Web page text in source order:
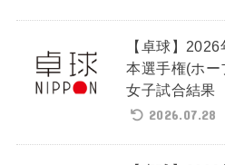
【卓球】
本選手権(ホ
女子試合結果
2026.07.28